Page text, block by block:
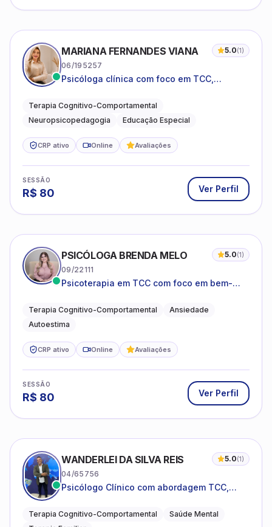
MARIANA FERNANDES VIANA 5.0(1)
06/195257
Psicóloga clínica com foco em TCC,
do neurodesenvolvimento.
Terapia Cognitivo-Comportamental
Neuropsicopedagogia
Educação Especial
CRP ativo Online Avaliações
SESSÃO
R$ 80 Ver Perfil
PSICÓLOGA BRENDA MELO 5.0(1)
09/22111
Psicoterapia em TCC com foco em bem-
o cotidiano
Terapia Cognitivo-Comportamental
Ansiedade
Autoestima
CRP ativo Online Avaliações
SESSÃO
R$ 80 Ver Perfil
WANDERLEI DA SILVA REIS 5.0(1)
04/65756
Psicólogo Clínico com abordagem TCC,
sistêmica
Terapia Cognitivo-Comportamental
Saúde Mental